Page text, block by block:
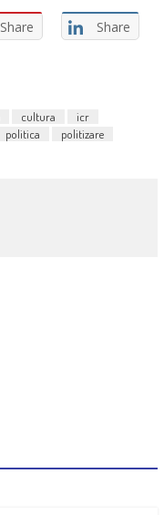
Share Share
cultura
icr
politica
politizare